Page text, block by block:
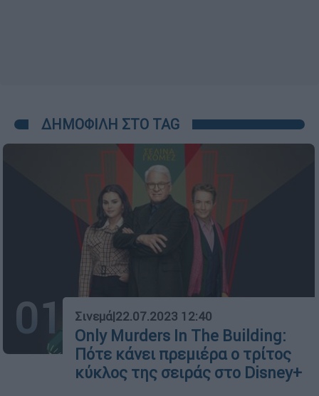
ΔΗΜΟΦΙΛΗ ΣΤΟ TAG
01 Σινεμά|22.07.2023 12:40
Only Murders In The Building:
Πότε κάνει πρεμιέρα ο τρίτος
κύκλος της σειράς στο Disney+